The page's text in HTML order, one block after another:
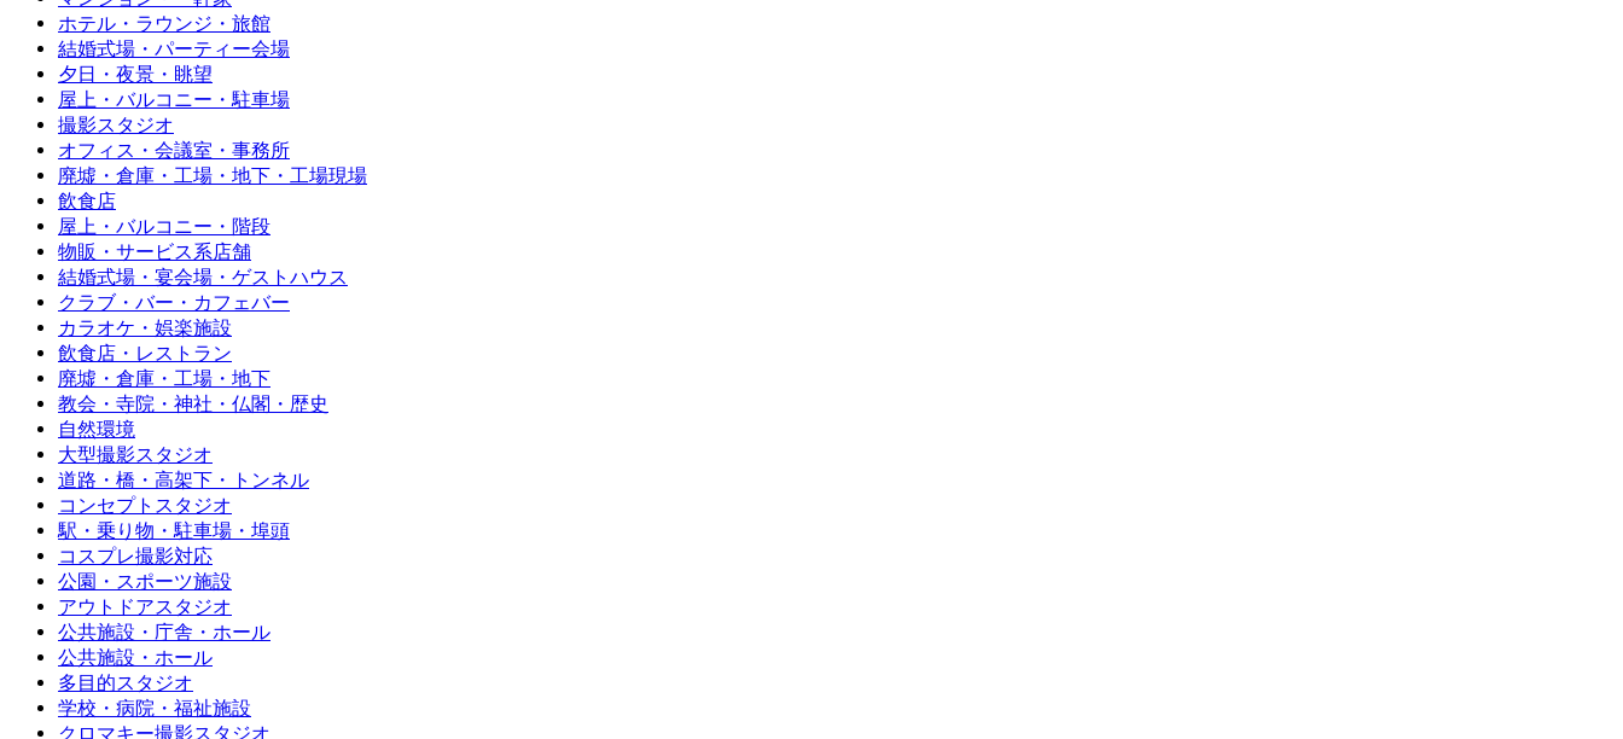
ホテル・ラウンジ・旅館
結婚式場・パーティー会場
夕日・夜景・眺望
屋上・バルコニー・駐車場
撮影スタジオ
オフィス・会議室・事務所
廃墟・倉庫・工場・地下・工場現場
飲食店
屋上・バルコニー・階段
物販・サービス系店舗
結婚式場・宴会場・ゲストハウス
クラブ・バー・カフェバー
カラオケ・娯楽施設
飲食店・レストラン
廃墟・倉庫・工場・地下
教会・寺院・神社・仏閣・歴史
自然環境
大型撮影スタジオ
道路・橋・高架下・トンネル
コンセプトスタジオ
駅・乗り物・駐車場・埠頭
コスプレ撮影対応
公園・スポーツ施設
アウトドアスタジオ
公共施設・庁舎・ホール
公共施設・ホール
多目的スタジオ
学校・病院・福祉施設
クロマキー撮影スタジオ